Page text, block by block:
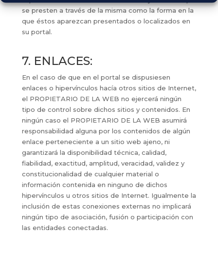
se presten a través de la misma como la forma en la
que éstos aparezcan presentados o localizados en
su portal.
7. ENLACES:
En el caso de que en el portal se dispusiesen
enlaces o hipervínculos hacía otros sitios de Internet,
el PROPIETARIO DE LA WEB no ejercerá ningún
tipo de control sobre dichos sitios y contenidos. En
ningún caso el PROPIETARIO DE LA WEB asumirá
responsabilidad alguna por los contenidos de algún
enlace perteneciente a un sitio web ajeno, ni
garantizará la disponibilidad técnica, calidad,
fiabilidad, exactitud, amplitud, veracidad, validez y
constitucionalidad de cualquier material o
información contenida en ninguno de dichos
hipervínculos u otros sitios de Internet. Igualmente la
inclusión de estas conexiones externas no implicará
ningún tipo de asociación, fusión o participación con
las entidades conectadas.